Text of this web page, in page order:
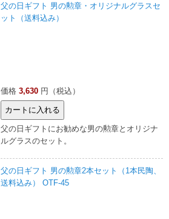
父の日ギフト 男の勲章・オリジナルグラスセ
ット（送料込み）
価格 3,630 円（税込）
父の日ギフトにお勧めな男の勲章とオリジナ
ルグラスのセット。
父の日ギフト 男の勲章2本セット（1本民陶、
送料込み） OTF-45